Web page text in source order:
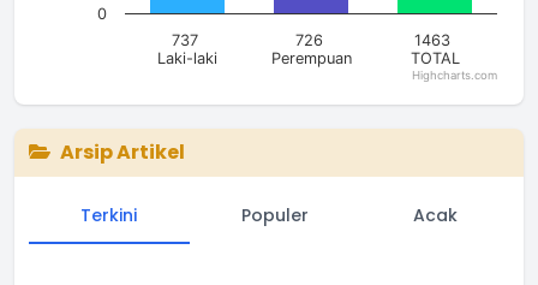
737
Laki-laki
726
Perempuan
1463
TOTAL
0
Highcharts.com
Arsip Artikel
Terkini Populer Acak